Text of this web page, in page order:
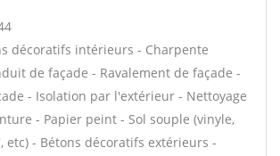
décoratifs intérieurs - Charpente
de façade - Ravalement de façade -
- Isolation par l'extérieur - Nettoyage
- Papier peint - Sol souple (vinyle,
etc) - Bétons décoratifs extérieurs -